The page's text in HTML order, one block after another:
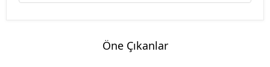
Öne Çıkanlar